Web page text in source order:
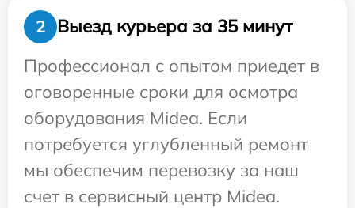
2
Выезд курьера за 35 минут
Профессионал с опытом приедет в
оговоренные сроки для осмотра
оборудования Midea. Если
потребуется углубленный ремонт
мы обеспечим перевозку за наш
счет в сервисный центр Midea.